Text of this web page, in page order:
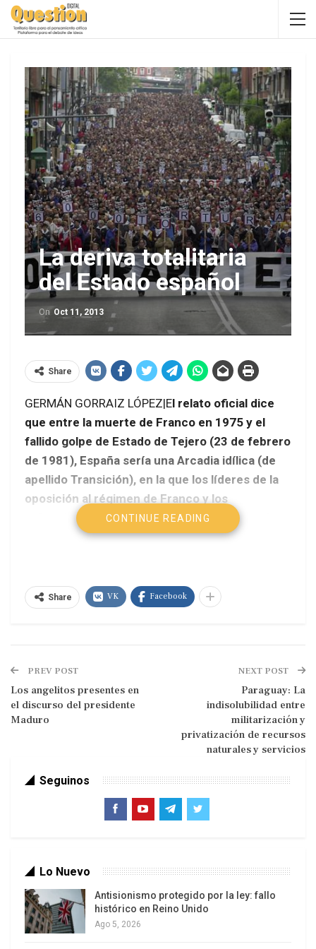
La deriva totalitaria
del Estado español
On Oct 11, 2013
Share
GERMÁN GORRAIZ LÓPEZ|El relato oficial dice
que entre la muerte de Franco en 1975 y el
fallido golpe de Estado de Tejero (23 de febrero
de 1981), España sería una Arcadia idílica (de
apellido Transición), en la que los líderes de la
oposición al régimen de Franco y los
reformistas del interior pactaron una agenda
para preparar al Estado español para su
generalizado, todo ello bajo la supervisión del
rey Juan Carlos I como valedor de la
Sin embargo, al cabo de 4 décadas,la crisis
casos de corrupción de la élite político-
económica y el creciente descrédito de la
institución Monárquica han hecho revisar tales
esquemas. Además, la supuesta reconciliación
CONTINUE READING
Share VK Facebook
PREV POST
Los angelitos presentes en
el discurso del presidente
Maduro
NEXT POST
Paraguay: La
indisolubilidad entre
militarización y
privatización de recursos
naturales y servicios
Seguinos
Lo Nuevo
Antisionismo protegido por la ley: fallo
histórico en Reino Unido
Ago 5, 2026